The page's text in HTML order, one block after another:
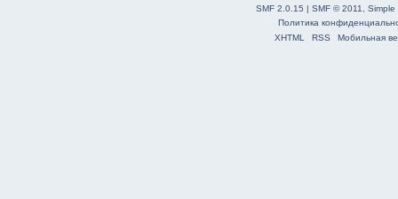
SMF 2.0.15 | SMF © 2011
Simple
Политика
XHTML
RSS Мобильная